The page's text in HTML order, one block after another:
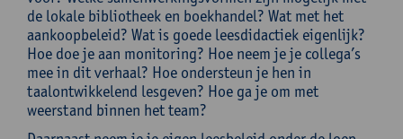
de lokale bibliotheek en boekhandel? Wat met het
aankoopbeleid? Wat is goede leesdidactiek eigenlijk?
Hoe doe je aan monitoring? Hoe neem je je collega’s
mee in dit verhaal? Hoe ondersteun je hen in
taalontwikkelend lesgeven? Hoe ga je om met
weerstand binnen het team?